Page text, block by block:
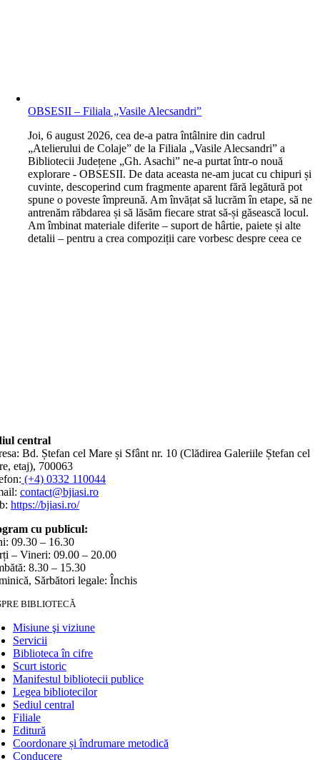
OBSESII – Filiala „Vasile Alecsandri”
Joi, 6 august 2026, cea de-a patra întâlnire din cadrul
„Atelierului de Colaje” de la Filiala „Vasile Alecsandri” a
Bibliotecii Județene „Gh. Asachi” ne-a purtat într-o nouă
explorare - OBSESII. De data aceasta ne-am jucat cu chipuri și
cuvinte, descoperind cum fragmente aparent fără legătură pot
spune o poveste împreună. Am învățat să lucrăm în etape, să ne
antrenăm răbdarea și să lăsăm fiecare strat să-și găsească locul.
Am îmbinat materiale diferite – suport de hârtie, paiete și alte
detalii – pentru a crea compoziții care vorbesc despre ceea ce
central
Bd. Ștefan cel Mare și Sfânt nr. 10 (Clădirea Galeriile Ștefan cel
etaj), 700063
(+4) 0332 110044
contact@bjiasi.ro
https://bjiasi.ro/
cu publicul:
09.30 – 16.30
– Vineri: 09.00 – 20.00
8.30 – 15.30
Sărbători legale: Închis
BIBLIOTECĂ
Misiune şi viziune
Servicii
Biblioteca în cifre
Scurt istoric
Manifestul bibliotecii publice
Legea bibliotecilor
Sediul central
Filiale
Editură
Coordonare și îndrumare metodică
Conducere